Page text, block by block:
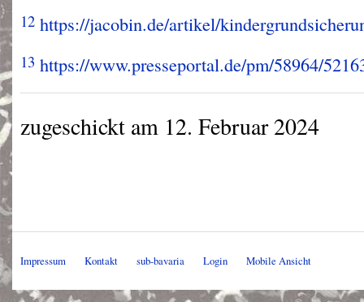
12 https://jacobin.de/artikel/
13 https://www.presseportal.de/pm/58964/
zugeschickt am 12. Februar 2024
Impressum Kontakt sub-bavaria Login Mobile Ansicht